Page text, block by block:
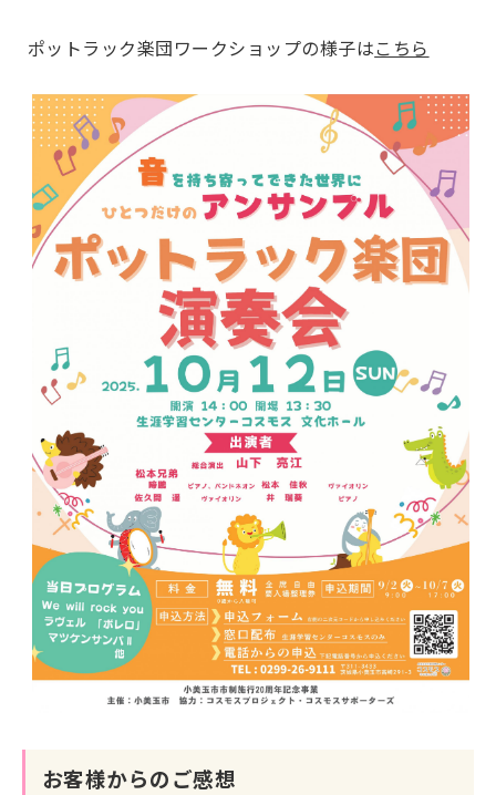
ポットラック楽団ワークショップの様子はこちら
お客様からのご感想